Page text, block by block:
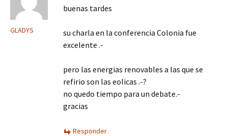
GLADYS
buenas tardes
su charla en la conferencia Colonia fue
excelente .-
pero las energias renovables a las que se
refirio son las eolicas .-?
no quedo tiempo para un debate.-
gracias
Responder